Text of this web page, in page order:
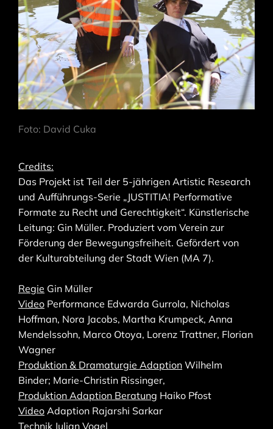
Foto: David Cuka
Credits:
Das Projekt ist Teil der 5-jährigen Artistic Research
und Aufführungs-Serie „JUSTITIA! Performative
Formate zu Recht und Gerechtigkeit“. Künstlerische
Leitung: Gin Müller. Produziert vom Verein zur
Förderung der Bewegungsfreiheit. Gefördert von
der Kulturabteilung der Stadt Wien (MA 7).
Regie Gin Müller
Video Performance Edwarda Gurrola, Nicholas
Hoffman, Nora Jacobs, Martha Krumpeck, Anna
Mendelssohn, Marco Otoya, Lorenz Trattner, Florian
Wagner
Produktion & Dramaturgie Adaption Wilhelm
Binder; Marie-Christin Rissinger,
Produktion Adaption Beratung Haiko Pfost
Video Adaption Rajarshi Sarkar
Technik Julian Vogel